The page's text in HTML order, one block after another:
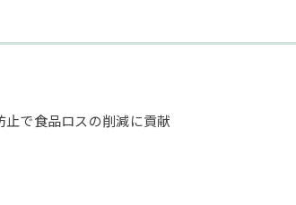
で食品ロスの削減に貢献